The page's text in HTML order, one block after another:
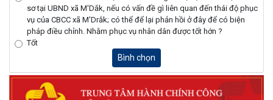
sơ tại UBND xã M'Dắk, nếu có vấn đề gì liên quan đến thái độ phục
vụ của CBCC xã M'Drắk; có thể để lại phản hồi ở đây để có biện
pháp điều chỉnh. Nhằm phục vụ nhân dân được tốt hớn ?
Tốt
Bình chọn